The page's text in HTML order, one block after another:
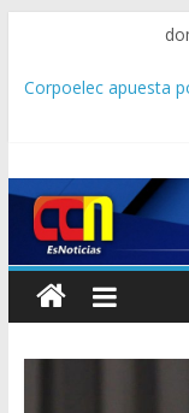
Corpoelec apuesta
Jefe del Comando
Detuvieron a dos
taxi
Lo que se sabe de
detenidos en las